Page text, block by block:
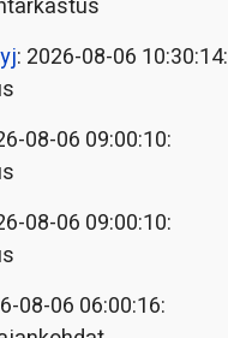
: 2026-08-06 10:30:14:
08-06 09:00:10:
08-06 09:00:10:
08-06 06:00:16: